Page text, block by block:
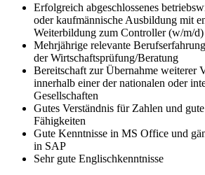
Erfolgreich abgeschlossenes
oder kaufmännische Ausbildung mit
Weiterbildung zum Controller (w/m/d)
Mehrjährige relevante
der Wirtschaftsprüfung/Beratung
Bereitschaft zur Übernahme weiterer
innerhalb einer der nationalen oder
Gesellschaften
Gutes Verständnis für Zahlen und
Fähigkeiten
Gute Kenntnisse in MS Office und
in SAP
Sehr gute Englischkenntnisse